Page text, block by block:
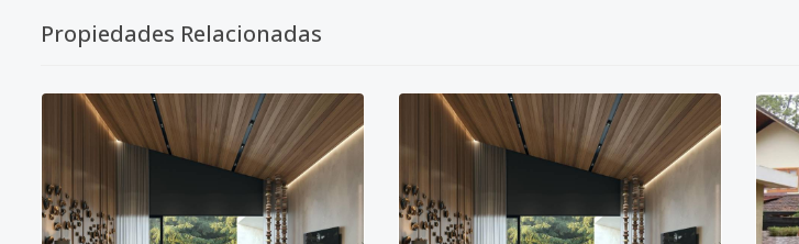
Propiedades Relacionadas